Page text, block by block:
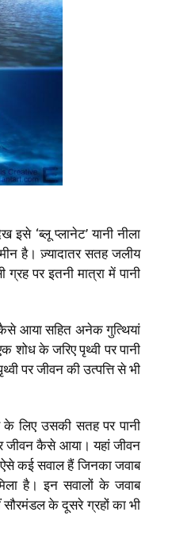
‘ब्लू प्लानेट’ यानी नीला
है। ज़्यादातर सतह जलीय
पर इतनी मात्रा में पानी
आया सहित अनेक गुत्थियां
शोध के जरिए पृथ्वी पर पानी
पर जीवन की उत्पत्ति से भी
लिए उसकी सतह पर पानी
जीवन कैसे आया। यहां जीवन
कई सवाल हैं जिनका जवाब
है। इन सवालों के जवाब
सौरमंडल के दूसरे ग्रहों का भी